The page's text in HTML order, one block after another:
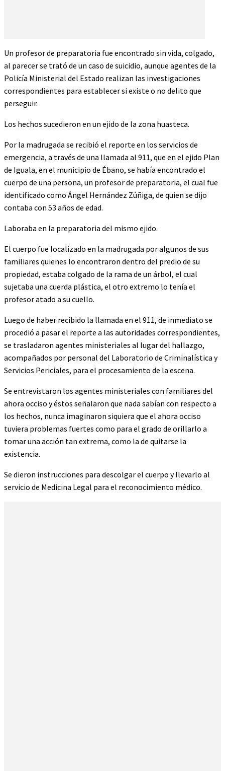
Un profesor de preparatoria fue encontrado sin vida, colgado,
al parecer se trató de un caso de suicidio, aunque agentes de la
Policía Ministerial del Estado realizan las investigaciones
correspondientes para establecer si existe o no delito que
perseguir.
Los hechos sucedieron en un ejido de la zona huasteca.
Por la madrugada se recibió el reporte en los servicios de
emergencia, a través de una llamada al 911, que en el ejido Plan
de Iguala, en el municipio de Ébano, se había encontrado el
cuerpo de una persona, un profesor de preparatoria, el cual fue
identificado como Ángel Hernández Zúñiga, de quien se dijo
contaba con 53 años de edad.
Laboraba en la preparatoria del mismo ejido.
El cuerpo fue localizado en la madrugada por algunos de sus
familiares quienes lo encontraron dentro del predio de su
propiedad, estaba colgado de la rama de un árbol, el cual
sujetaba una cuerda plástica, el otro extremo lo tenía el
profesor atado a su cuello.
Luego de haber recibido la llamada en el 911, de inmediato se
procedió a pasar el reporte a las autoridades correspondientes,
se trasladaron agentes ministeriales al lugar del hallazgo,
acompañados por personal del Laboratorio de Criminalística y
Servicios Periciales, para el procesamiento de la escena.
Se entrevistaron los agentes ministeriales con familiares del
ahora occiso y éstos señalaron que nada sabían con respecto a
los hechos, nunca imaginaron siquiera que el ahora occiso
tuviera problemas fuertes como para el grado de orillarlo a
tomar una acción tan extrema, como la de quitarse la
existencia.
Se dieron instrucciones para descolgar el cuerpo y llevarlo al
servicio de Medicina Legal para el reconocimiento médico.